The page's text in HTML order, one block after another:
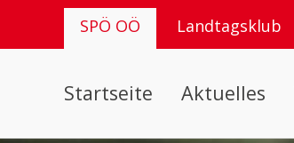
SPÖ OÖ Landtagsklub
Startseite Aktuelles